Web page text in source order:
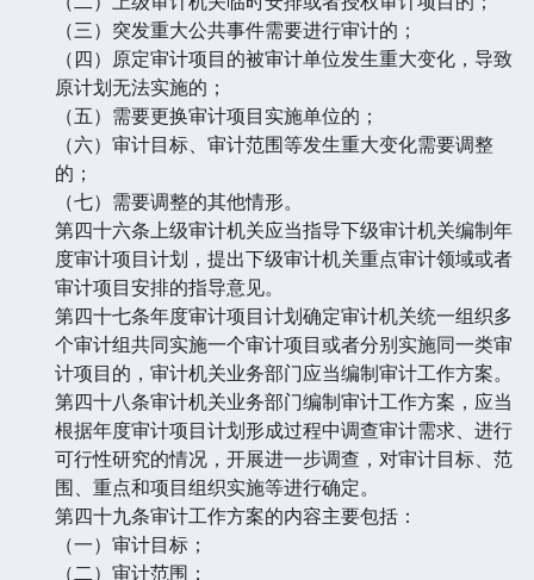
（三）突发重大公共事件需要进行审计的；
（四）原定审计项目的被审计单位发生重大变化，导致
原计划无法实施的；
（五）需要更换审计项目实施单位的；
（六）审计目标、审计范围等发生重大变化需要调整
的；
（七）需要调整的其他情形。
第四十六条上级审计机关应当指导下级审计机关编制年
度审计项目计划，提出下级审计机关重点审计领域或者
审计项目安排的指导意见。
第四十七条年度审计项目计划确定审计机关统一组织多
个审计组共同实施一个审计项目或者分别实施同一类审
计项目的，审计机关业务部门应当编制审计工作方案。
第四十八条审计机关业务部门编制审计工作方案，应当
根据年度审计项目计划形成过程中调查审计需求、进行
可行性研究的情况，开展进一步调查，对审计目标、范
围、重点和项目组织实施等进行确定。
第四十九条审计工作方案的内容主要包括：
（一）审计目标；
（二）审计范围；